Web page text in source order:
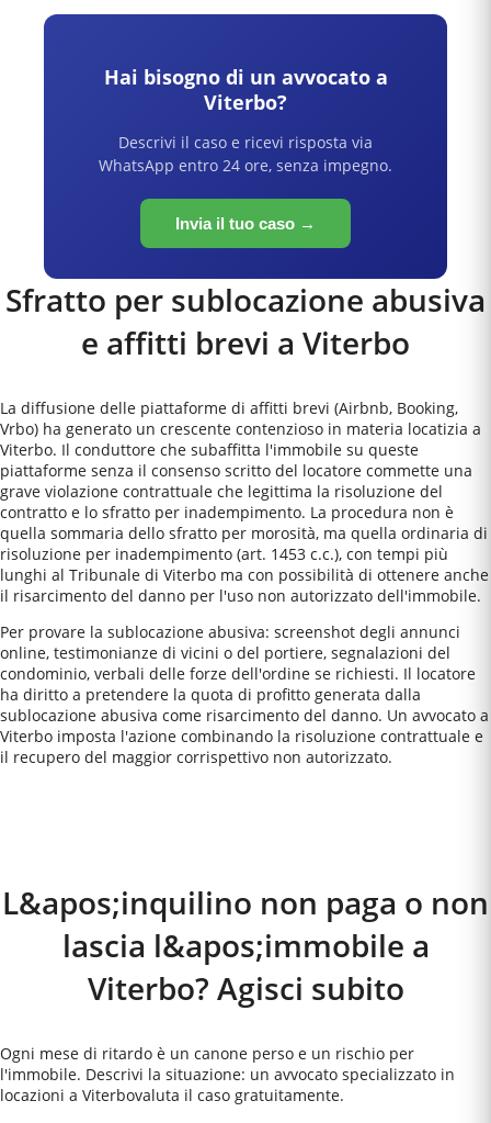
Hai bisogno di un avvocato a
Viterbo?
Descrivi il caso e ricevi risposta via
WhatsApp entro 24 ore, senza impegno.
Invia il tuo caso →
Sfratto per sublocazione abusiva
e affitti brevi a Viterbo
La diffusione delle piattaforme di affitti brevi (Airbnb, Booking,
Vrbo) ha generato un crescente contenzioso in materia locatizia a
Viterbo. Il conduttore che subaffitta l'immobile su queste
piattaforme senza il consenso scritto del locatore commette una
grave violazione contrattuale che legittima la risoluzione del
contratto e lo sfratto per inadempimento. La procedura non è
quella sommaria dello sfratto per morosità, ma quella ordinaria di
risoluzione per inadempimento (art. 1453 c.c.), con tempi più
lunghi al Tribunale di Viterbo ma con possibilità di ottenere anche
il risarcimento del danno per l'uso non autorizzato dell'immobile.
Per provare la sublocazione abusiva: screenshot degli annunci
online, testimonianze di vicini o del portiere, segnalazioni del
condominio, verbali delle forze dell'ordine se richiesti. Il locatore
ha diritto a pretendere la quota di profitto generata dalla
sublocazione abusiva come risarcimento del danno. Un avvocato a
Viterbo imposta l'azione combinando la risoluzione contrattuale e
il recupero del maggior corrispettivo non autorizzato.
L&apos;inquilino non paga o non
lascia l&apos;immobile a
Viterbo? Agisci subito
Ogni mese di ritardo è un canone perso e un rischio per
l'immobile. Descrivi la situazione: un avvocato specializzato in
locazioni a Viterbovaluta il caso gratuitamente.